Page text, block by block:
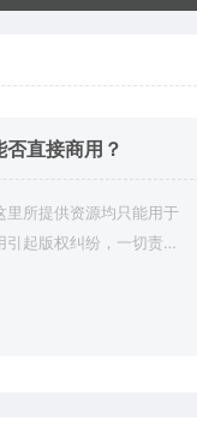
直接商用？
里所提供资源均只能用于
起版权纠纷，一切责任